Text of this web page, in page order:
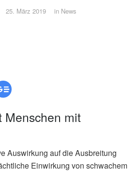
25. März 2019 in News
Menschen mit
Auswirkung auf die Ausbreitung
Einwirkung von schwachem